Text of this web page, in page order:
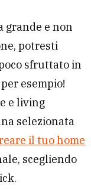
grande e non
potresti
sfruttato in
esempio!
e living
selezionata
il tuo home
scegliendo